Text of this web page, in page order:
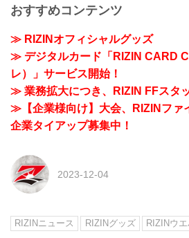
おすすめコンテンツ
≫ RIZINオフィシャルグッズ
≫ デジタルカード「RIZIN CARD
レ）」サービス開始！
≫ 業務拡大につき、RIZIN FFスタ
≫【企業様向け】大会、RIZINファ
企業タイアップ募集中！
2023-12-04
RIZINニュース RIZINグッズ RIZINウ